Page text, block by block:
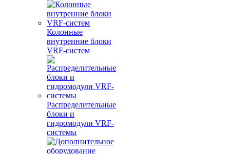
Колонные
внутренние блоки
VRF-систем
Распределительные
блоки и
гидромодули VRF-
системы